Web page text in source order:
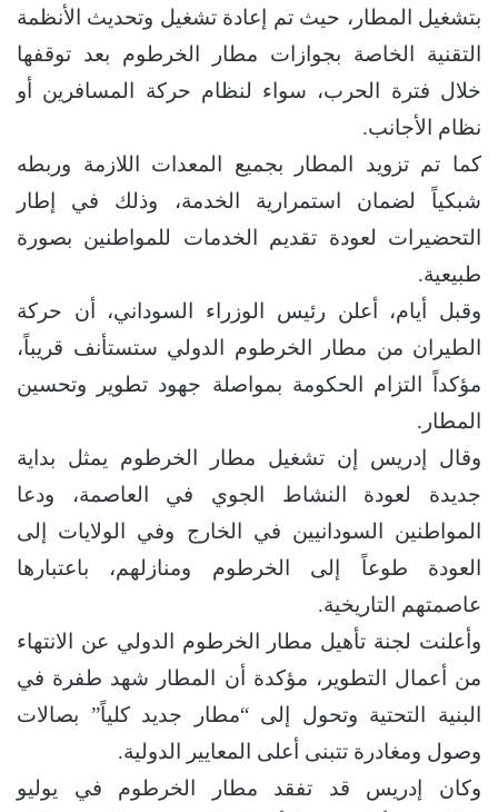
بتشغيل المطار، حيث تم إعادة تشغيل وتحديث الأنظمة
التقنية الخاصة بجوازات مطار الخرطوم بعد توقفها
خلال فترة الحرب، سواء لنظام حركة المسافرين أو
نظام الأجانب.
كما تم تزويد المطار بجميع المعدات اللازمة وربطه
شبكياً لضمان استمرارية الخدمة، وذلك في إطار
التحضيرات لعودة تقديم الخدمات للمواطنين بصورة
طبيعية.
وقبل أيام، أعلن رئيس الوزراء السوداني، أن حركة
الطيران من مطار الخرطوم الدولي ستستأنف قريباً،
مؤكداً التزام الحكومة بمواصلة جهود تطوير وتحسين
المطار.
وقال إدريس إن تشغيل مطار الخرطوم يمثل بداية
جديدة لعودة النشاط الجوي في العاصمة، ودعا
المواطنين السودانيين في الخارج وفي الولايات إلى
العودة طوعاً إلى الخرطوم ومنازلهم، باعتبارها
عاصمتهم التاريخية.
وأعلنت لجنة تأهيل مطار الخرطوم الدولي عن الانتهاء
من أعمال التطوير، مؤكدة أن المطار شهد طفرة في
البنية التحتية وتحول إلى “مطار جديد كلياً” بصالات
وصول ومغادرة تتبنى أعلى المعايير الدولية.
وكان إدريس قد تفقد مطار الخرطوم في يوليو